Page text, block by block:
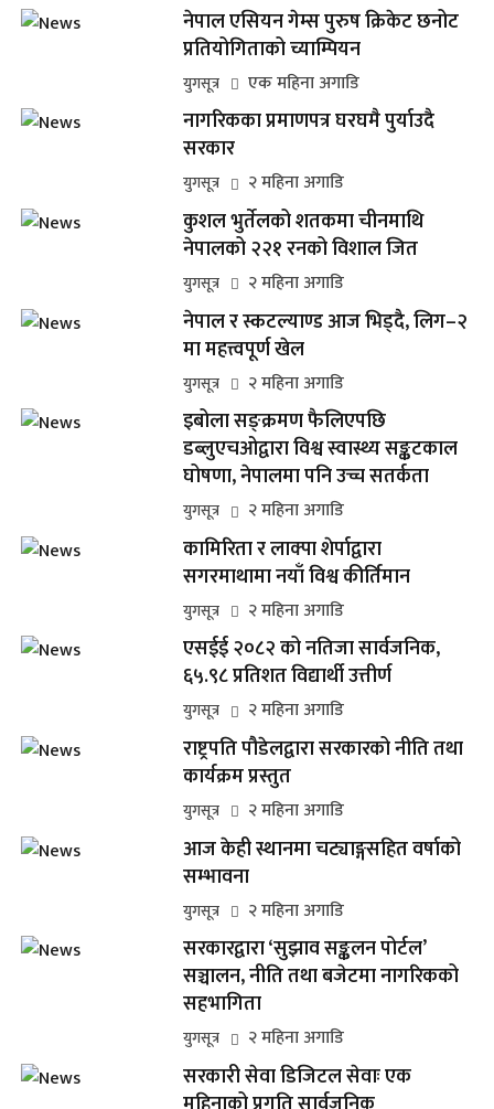
नेपाल एसियन गेम्स पुरुष क्रिकेट छनोट
प्रतियोगिताको च्याम्पियन
युगसूत्र एक महिना अगाडि
नागरिकका प्रमाणपत्र घरघमै पुर्याउदै
सरकार
युगसूत्र २ महिना अगाडि
कुशल भुर्तेलको शतकमा चीनमाथि
नेपालको २२१ रनको विशाल जित
युगसूत्र २ महिना अगाडि
नेपाल र स्कटल्याण्ड आज भिड्दै, लिग–२
मा महत्त्वपूर्ण खेल
युगसूत्र २ महिना अगाडि
इबोला सङ्क्रमण फैलिएपछि
डब्लुएचओद्वारा विश्व स्वास्थ्य सङ्कटकाल
घोषणा, नेपालमा पनि उच्च सतर्कता
युगसूत्र २ महिना अगाडि
कामिरिता र लाक्पा शेर्पाद्वारा
सगरमाथामा नयाँ विश्व कीर्तिमान
युगसूत्र २ महिना अगाडि
एसईई २०८२ को नतिजा सार्वजनिक,
६५.९८ प्रतिशत विद्यार्थी उत्तीर्ण
युगसूत्र २ महिना अगाडि
राष्ट्रपति पौडेलद्वारा सरकारको नीति तथा
कार्यक्रम प्रस्तुत
युगसूत्र २ महिना अगाडि
आज केही स्थानमा चट्याङ्गसहित वर्षाको
सम्भावना
युगसूत्र २ महिना अगाडि
सरकारद्वारा ‘सुझाव सङ्कलन पोर्टल’
सञ्चालन, नीति तथा बजेटमा नागरिकको
सहभागिता
युगसूत्र २ महिना अगाडि
सरकारी सेवा डिजिटल सेवाः एक